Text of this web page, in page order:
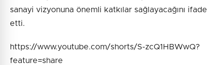
sanayi vizyonuna önemli katkılar sağlayacağını ifade
etti.
https://www.youtube.com/shorts/S-zcQ1HBWwQ?
feature=share